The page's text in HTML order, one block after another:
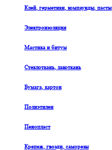
Клей, герметики, компаунды, пасты
Электроизоляция
Мастика и битум
Стеклоткань, лакоткань
Бумага, картон
Полиэтилен
Пенопласт
Крепеж, гвозди, саморезы